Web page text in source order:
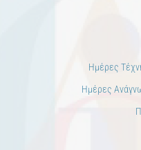
Ημέρες
Ημέρες